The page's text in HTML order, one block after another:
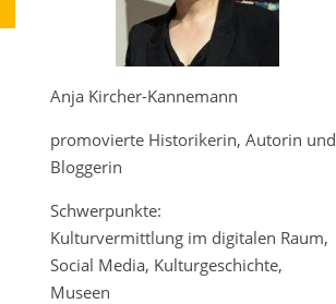
Anja Kircher-Kannemann
promovierte Historikerin, Autorin und
Bloggerin
Schwerpunkte:
Kulturvermittlung im digitalen Raum,
Social Media, Kulturgeschichte,
Museen